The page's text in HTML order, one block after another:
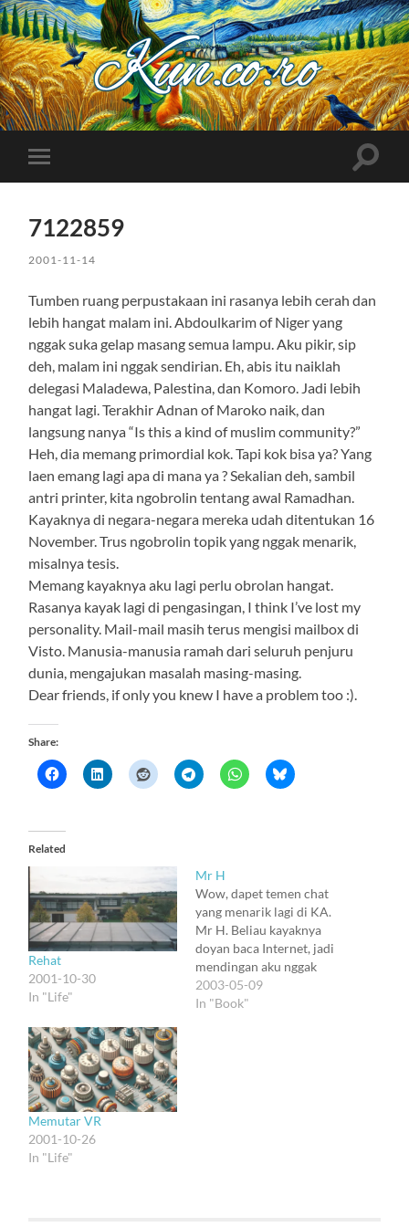
Kuncoro++
Toggle
mobile
Toggle
7122859
2001-11-14
Tumben ruang perpustakaan ini rasanya lebih cerah dan
lebih hangat malam ini. Abdoulkarim of Niger yang
nggak suka gelap masang semua lampu. Aku pikir, sip
deh, malam ini nggak sendirian. Eh, abis itu naiklah
delegasi Maladewa, Palestina, dan Komoro. Jadi lebih
hangat lagi. Terakhir Adnan of Maroko naik, dan
langsung nanya “Is this a kind of muslim community?”
Heh, dia memang primordial kok. Tapi kok bisa ya? Yang
laen emang lagi apa di mana ya ? Sekalian deh, sambil
antri printer, kita ngobrolin tentang awal Ramadhan.
Kayaknya di negara-negara mereka udah ditentukan 16
November. Trus ngobrolin topik yang nggak menarik,
misalnya tesis.
Memang kayaknya aku lagi perlu obrolan hangat.
Rasanya kayak lagi di pengasingan, I think I’ve lost my
personality. Mail-mail masih terus mengisi mailbox di
Visto. Manusia-manusia ramah dari seluruh penjuru
dunia, mengajukan masalah masing-masing.
Dear friends, if only you knew I have a problem too :).
Share:
Related
Rehat
2001-10-30
In "Life"
Mr H
Wow, dapet temen chat
yang menarik lagi di KA.
Mr H. Beliau kayaknya
doyan baca Internet, jadi
mendingan aku nggak
tulis namanya di sini.
Masuk Parahyangan,
2003-05-09
In "Book"
Memutar VR
2001-10-26
In "Life"